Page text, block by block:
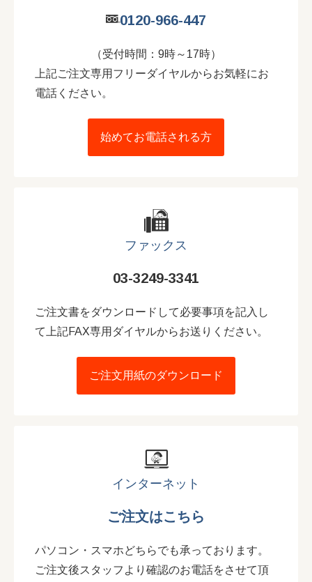
0120-966-447
（受付時間：9時～17時）
上記ご注文専用フリーダイヤルからお気軽にお
電話ください。
始めてお電話される方
ファックス
03-3249-3341
ご注文書をダウンロードして必要事項を記入し
て上記FAX専用ダイヤルからお送りください。
ご注文用紙のダウンロード
インターネット
ご注文はこちら
パソコン・スマホどちらでも承っております。
ご注文後スタッフより確認のお電話をさせて頂